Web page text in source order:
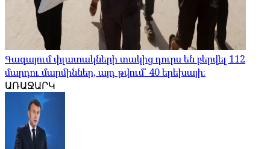
Գազայում փլատակների տակից դուրս են բերվել 112
մարդու մարմիններ, այդ թվում՝ 40 երեխայի։
ԱՌԱՋԱՐԿ